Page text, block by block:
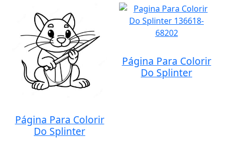
Página Para Colorir
Do Splinter
Página Para Colorir
Do Splinter